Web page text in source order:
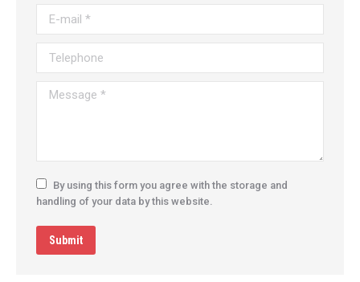
E-mail *
Telephone
Message *
By using this form you agree with the storage and
handling of your data by this website.
Submit